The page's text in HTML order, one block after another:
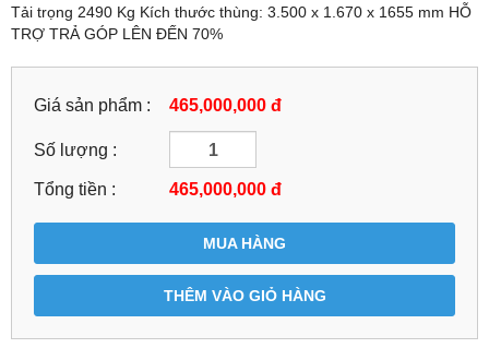
Tải trọng 2490 Kg Kích thước thùng: 3.500 x 1.670 x 1655 mm HỖ
TRỢ TRẢ GÓP LÊN ĐẾN 70%
Giá sản phẩm : 465,000,000 đ
Số lượng :
Tổng tiền : 465,000,000 đ
MUA HÀNG
THÊM VÀO GIỎ HÀNG